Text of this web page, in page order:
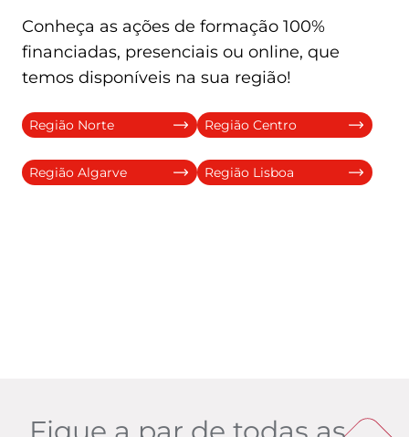
Conheça as ações de formação 100%
financiadas, presenciais ou online, que
temos disponíveis na sua região!
Região Norte Região Centro
Região Algarve Região Lisboa